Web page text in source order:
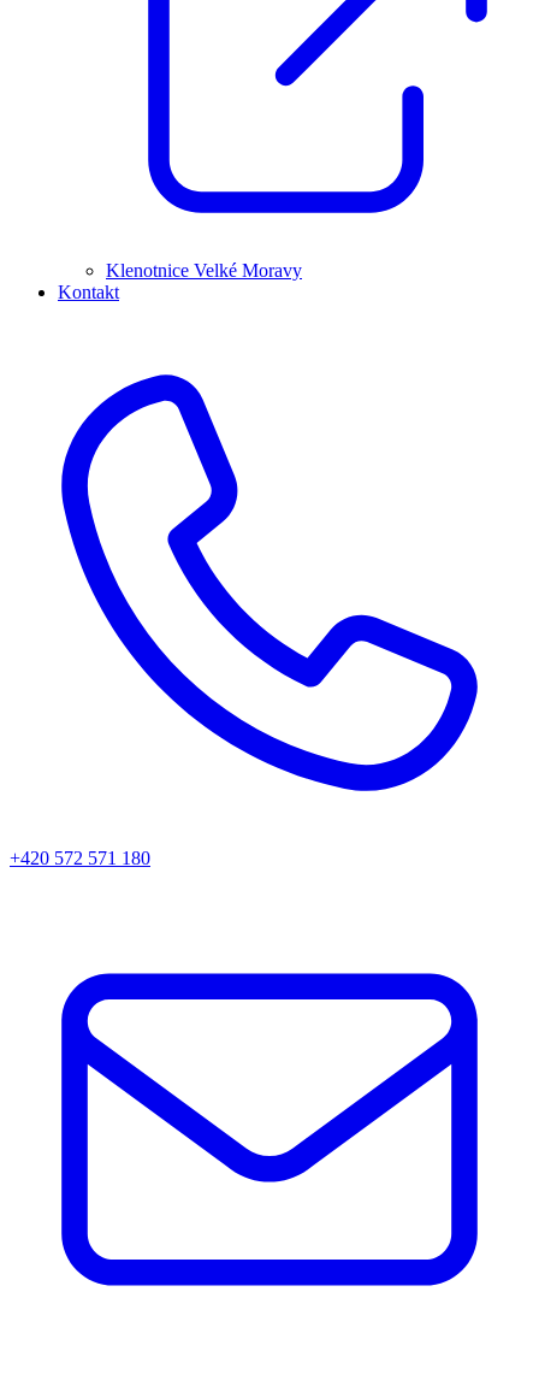
Klenotnice Velké Moravy
Kontakt
+420 572 571 180